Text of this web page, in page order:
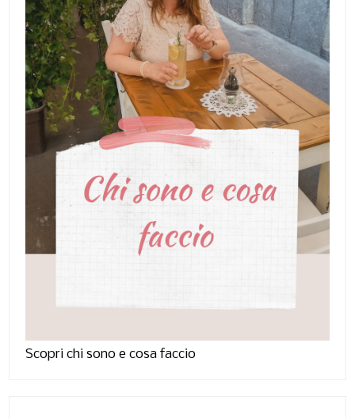
Scopri chi sono e cosa faccio